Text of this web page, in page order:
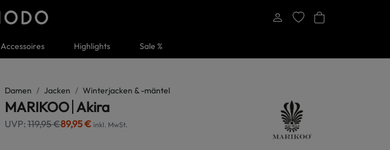
Accessoires Highlights Sale %
Damen Jacken Winterjacken & -mäntel
MARIKOO Akira
UVP: 119,95 €89,95 € inkl. MwSt.